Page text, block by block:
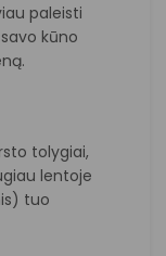
paleisti
kūno
tolygiai,
lentoje
tuo